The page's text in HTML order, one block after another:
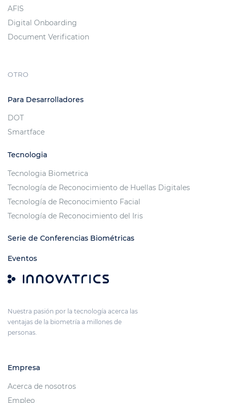
AFIS
Digital Onboarding
Document Verification
OTRO
Para Desarrolladores
DOT
Smartface
Tecnologia
Tecnologia Biometrica
Tecnología de Reconocimiento de Huellas Digitales
Tecnología de Reconocimiento Facial
Tecnología de Reconocimiento del Iris
Serie de Conferencias Biométricas
Eventos
Nuestra pasión por la tecnología acerca las
ventajas de la biometría a millones de
personas.
Empresa
Acerca de nosotros
Empleo